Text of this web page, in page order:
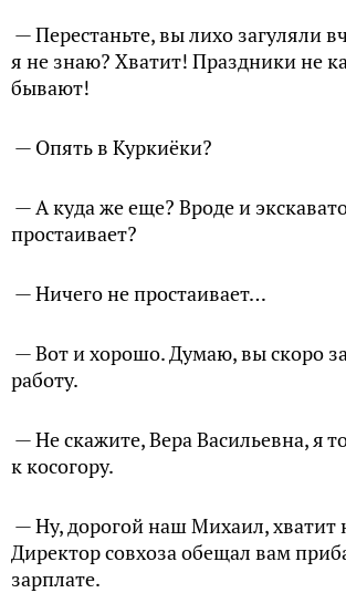
— Перестаньте, вы лихо загуляли
я не знаю? Хватит! Праздники не
бывают!
— Опять в Куркиёки?
— А куда же еще? Вроде и
простаивает?
— Ничего не простаивает…
— Вот и хорошо. Думаю, вы скоро
работу.
— Не скажите, Вера Васильевна, я
к косогору.
— Ну, дорогой наш Михаил, хватит
Директор совхоза обещал вам
зарплате.